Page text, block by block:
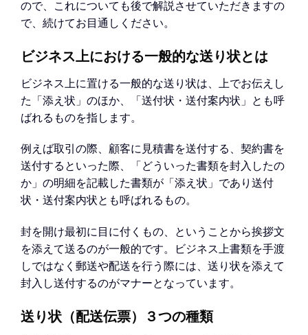
ので、これについても後で解説させていただきますの
で、続けてお目通しください。
ビジネス上における一般的な送り状とは
ビジネス上に置ける一般的な送り状は、上でお伝えし
た「添え状」のほか、「送付状・送付案内状」とも呼
ばれるものを指します。
例えば取引の際、顧客に見積書を送付する、契約書を
送付するといった際、「どういった書類を封入したの
か」の明細を記載した書類が「添え状」であり送付
状・送付案内状とも呼ばれるもの。
封を開け最初に目に付くもの、ということから挨拶文
を添えて送るのが一般的です。ビジネス上書類を手渡
しではなく郵送や配送を行う際には、送り状を添えて
封入し送付するのがマナーとなっています。
送り状（配送伝票）３つの種類